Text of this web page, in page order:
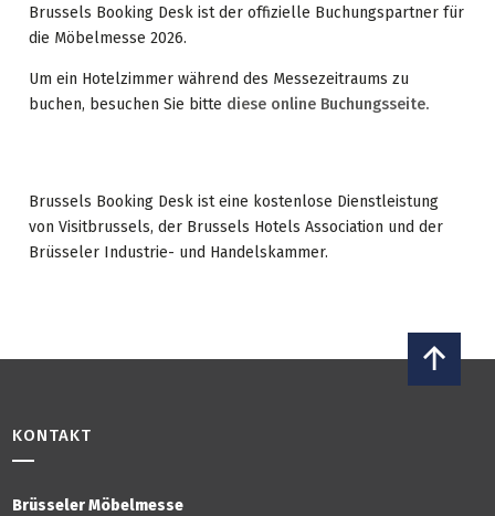
Brussels Booking Desk ist der offizielle Buchungspartner für
die Möbelmesse 2026.
Um ein Hotelzimmer während des Messezeitraums zu
buchen, besuchen Sie bitte diese online Buchungsseite.
Brussels Booking Desk ist eine kostenlose Dienstleistung
von Visitbrussels, der Brussels Hotels Association und der
Brüsseler Industrie- und Handelskammer.
KONTAKT
Brüsseler Möbelmesse